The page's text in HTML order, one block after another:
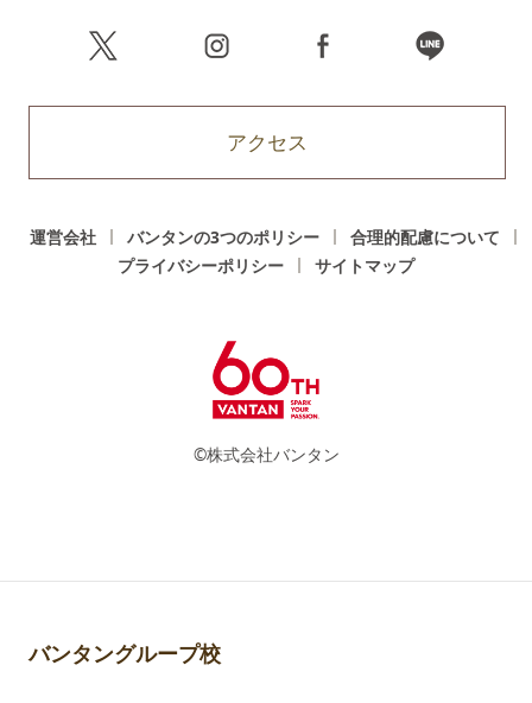
アクセス
運営会社 バンタンの3つのポリシー
合理的配慮について
プライバシーポリシー
サイトマップ
©株式会社バンタン
バンタングループ校